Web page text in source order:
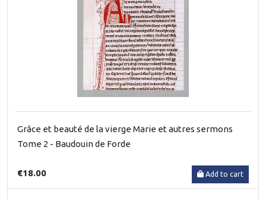
Grâce et beauté de la vierge Marie et autres sermons
Tome 2 - Baudouin de Forde
€18.00 Add to cart